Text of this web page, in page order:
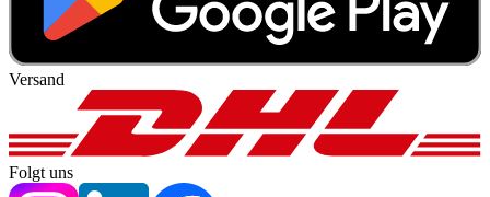
Versand
Folgt uns